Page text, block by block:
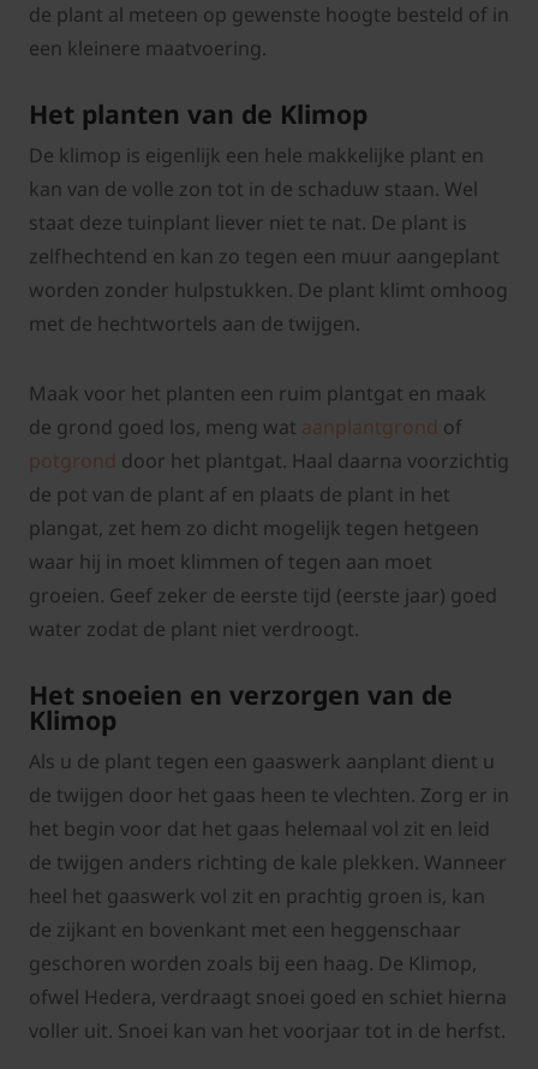
de plant al meteen op gewenste hoogte besteld of in
een kleinere maatvoering.
Het planten van de Klimop
De klimop is eigenlijk een hele makkelijke plant en
kan van de volle zon tot in de schaduw staan. Wel
staat deze tuinplant liever niet te nat. De plant is
zelfhechtend en kan zo tegen een muur aangeplant
worden zonder hulpstukken. De plant klimt omhoog
met de hechtwortels aan de twijgen.
Maak voor het planten een ruim plantgat en maak
de grond goed los, meng wat aanplantgrond of
potgrond door het plantgat. Haal daarna voorzichtig
de pot van de plant af en plaats de plant in het
plangat, zet hem zo dicht mogelijk tegen hetgeen
waar hij in moet klimmen of tegen aan moet
groeien. Geef zeker de eerste tijd (eerste jaar) goed
water zodat de plant niet verdroogt.
Het snoeien en verzorgen van de
Klimop
Als u de plant tegen een gaaswerk aanplant dient u
de twijgen door het gaas heen te vlechten. Zorg er in
het begin voor dat het gaas helemaal vol zit en leid
de twijgen anders richting de kale plekken. Wanneer
heel het gaaswerk vol zit en prachtig groen is, kan
de zijkant en bovenkant met een heggenschaar
geschoren worden zoals bij een haag. De Klimop,
ofwel Hedera, verdraagt snoei goed en schiet hierna
voller uit. Snoei kan van het voorjaar tot in de herfst.